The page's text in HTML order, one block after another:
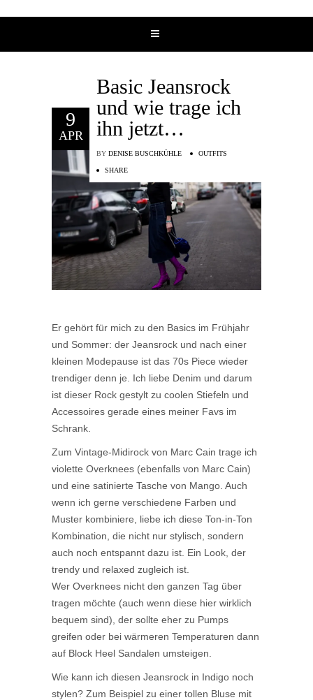
9
APR
Basic Jeansrock
und wie trage ich
ihn jetzt…
BY DENISE BUSCHKÜHLE OUTFITS
SHARE
Er gehört für mich zu den Basics im Frühjahr
und Sommer: der Jeansrock und nach einer
kleinen Modepause ist das 70s Piece wieder
trendiger denn je. Ich liebe Denim und darum
ist dieser Rock gestylt zu coolen Stiefeln und
Accessoires gerade eines meiner Favs im
Schrank.
Zum Vintage-Midirock von Marc Cain trage ich
violette Overknees (ebenfalls von Marc Cain)
und eine satinierte Tasche von Mango. Auch
wenn ich gerne verschiedene Farben und
Muster kombiniere, liebe ich diese Ton-in-Ton
Kombination, die nicht nur stylisch, sondern
auch noch entspannt dazu ist. Ein Look, der
trendy und relaxed zugleich ist.
Wer Overknees nicht den ganzen Tag über
tragen möchte (auch wenn diese hier wirklich
bequem sind), der sollte eher zu Pumps
greifen oder bei wärmeren Temperaturen dann
auf Block Heel Sandalen umsteigen.
Wie kann ich diesen Jeansrock in Indigo noch
stylen? Zum Beispiel zu einer tollen Bluse mit